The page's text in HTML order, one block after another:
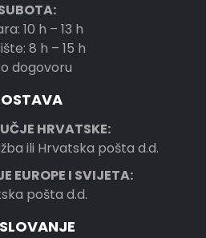
10 h – 13 h
8 h – 15 h
dogovoru
HRVATSKE:
ili Hrvatska pošta d.d.
EUROPE I SVIJETA:
pošta d.d.